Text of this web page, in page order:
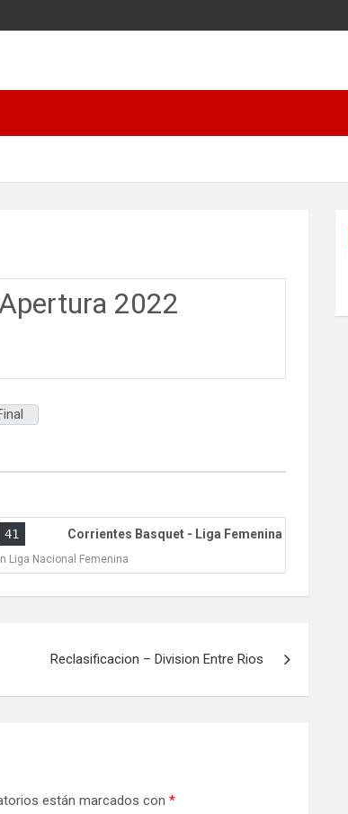
2022
41 Corrientes Basquet - Liga Femenina
Liga Nacional Femenina
Reclasificacion – Division Entre Rios
están marcados con *